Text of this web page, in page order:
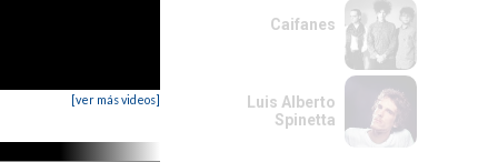
[ver más videos]
Caifanes
Luis Alberto
Spinetta